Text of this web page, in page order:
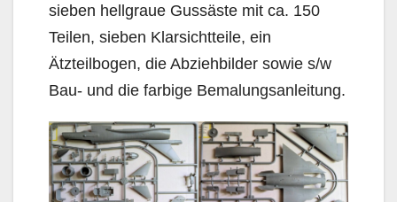
sieben hellgraue Gussäste mit ca. 150
Teilen, sieben Klarsichtteile, ein
Ätzteilbogen, die Abziehbilder sowie s/w
Bau- und die farbige Bemalungsanleitung.